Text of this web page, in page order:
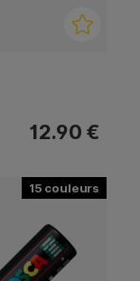
12.90 €
15